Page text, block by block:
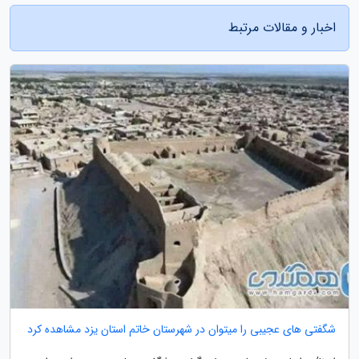
اخبار و مقالات مرتبط
شگفتی های عجیبی را میتوان در شهرستان خاتم استان یزد مشاهده کرد